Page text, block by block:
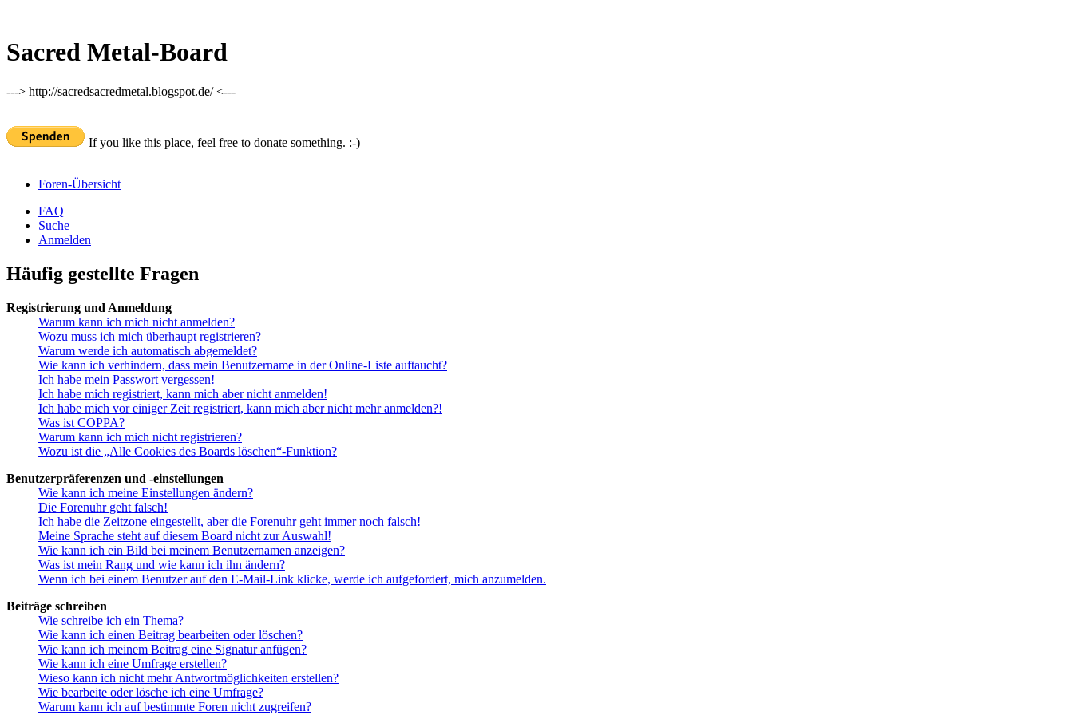
Sacred Metal-Board
---> http://sacredsacredmetal.blogspot.de/ <---
If you like this place, feel free to donate something. :-)
Foren-Übersicht
FAQ
Suche
Anmelden
Häufig gestellte Fragen
Registrierung und Anmeldung
Warum kann ich mich nicht anmelden?
Wozu muss ich mich überhaupt registrieren?
Warum werde ich automatisch abgemeldet?
Wie kann ich verhindern, dass mein Benutzername in der Online-Liste auftaucht?
Ich habe mein Passwort vergessen!
Ich habe mich registriert, kann mich aber nicht anmelden!
Ich habe mich vor einiger Zeit registriert, kann mich aber nicht mehr anmelden?!
Was ist COPPA?
Warum kann ich mich nicht registrieren?
Wozu ist die „Alle Cookies des Boards löschen“-Funktion?
Benutzerpräferenzen und -einstellungen
Wie kann ich meine Einstellungen ändern?
Die Forenuhr geht falsch!
Ich habe die Zeitzone eingestellt, aber die Forenuhr geht immer noch falsch!
Meine Sprache steht auf diesem Board nicht zur Auswahl!
Wie kann ich ein Bild bei meinem Benutzernamen anzeigen?
Was ist mein Rang und wie kann ich ihn ändern?
Wenn ich bei einem Benutzer auf den E-Mail-Link klicke, werde ich aufgefordert, mich anzumelden.
Beiträge schreiben
Wie schreibe ich ein Thema?
Wie kann ich einen Beitrag bearbeiten oder löschen?
Wie kann ich meinem Beitrag eine Signatur anfügen?
Wie kann ich eine Umfrage erstellen?
Wieso kann ich nicht mehr Antwortmöglichkeiten erstellen?
Wie bearbeite oder lösche ich eine Umfrage?
Warum kann ich auf bestimmte Foren nicht zugreifen?